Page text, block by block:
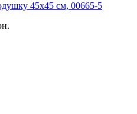
45х45 см, 00665-5